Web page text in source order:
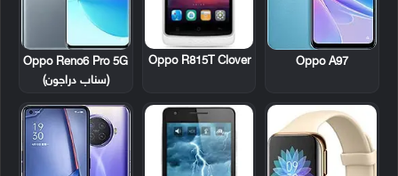
Oppo A97
Oppo R815T Clover
Oppo Reno6 Pro 5G
(سناب دراجون)